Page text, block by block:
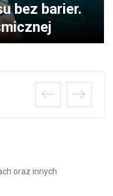
bez barier.
oraz innych